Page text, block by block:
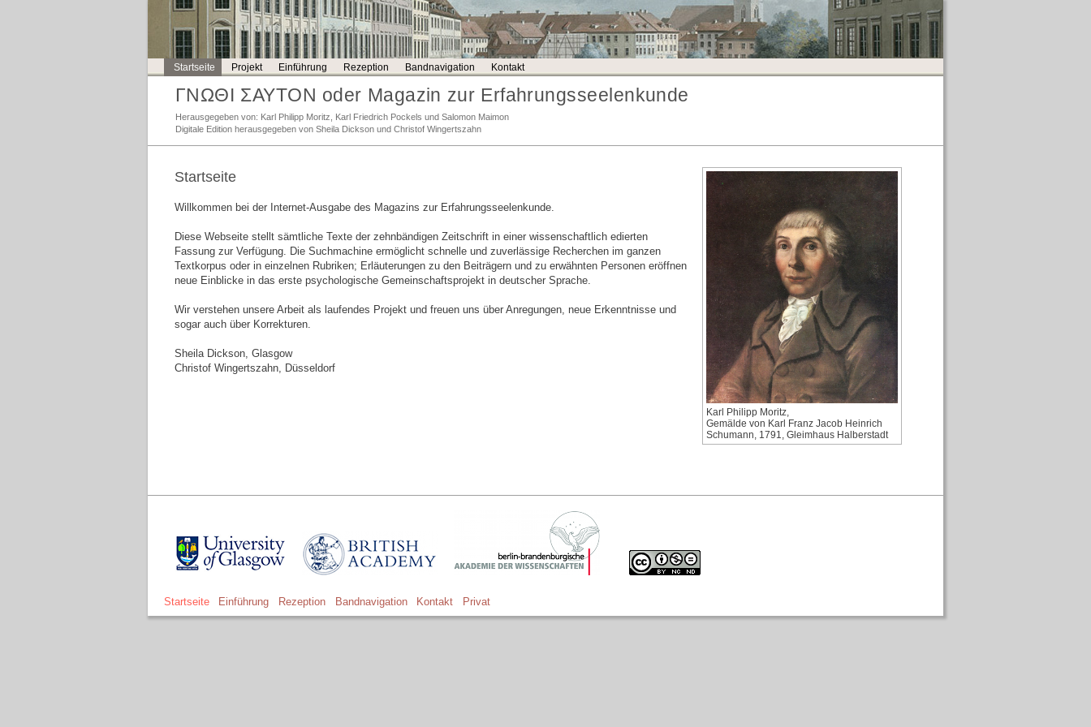
Startseite Projekt Einführung Rezeption Bandnavigation Kontakt
ΓΝΩΘΙ ΣΑΥΤΟΝ oder Magazin zur Erfahrungsseelenkunde
Herausgegeben von: Karl Philipp Moritz, Karl Friedrich Pockels und Salomon Maimon
Digitale Edition herausgegeben von Sheila Dickson und Christof Wingertszahn
Startseite
Willkommen bei der Internet-Ausgabe des Magazins zur Erfahrungsseelenkunde.
Diese Webseite stellt sämtliche Texte der zehnbändigen Zeitschrift in einer wissenschaftlich edierten
Fassung zur Verfügung. Die Suchmachine ermöglicht schnelle und zuverlässige Recherchen im ganzen
Textkorpus oder in einzelnen Rubriken; Erläuterungen zu den Beiträgern und zu erwähnten Personen eröffnen
neue Einblicke in das erste psychologische Gemeinschaftsprojekt in deutscher Sprache.
Wir verstehen unsere Arbeit als laufendes Projekt und freuen uns über Anregungen, neue Erkenntnisse und
sogar auch über Korrekturen.
Sheila Dickson, Glasgow
Christof Wingertszahn, Düsseldorf
Karl Philipp Moritz,
Gemälde von Karl Franz Jacob Heinrich
Schumann, 1791, Gleimhaus Halberstadt
Startseite Einführung Rezeption Bandnavigation Kontakt Privat